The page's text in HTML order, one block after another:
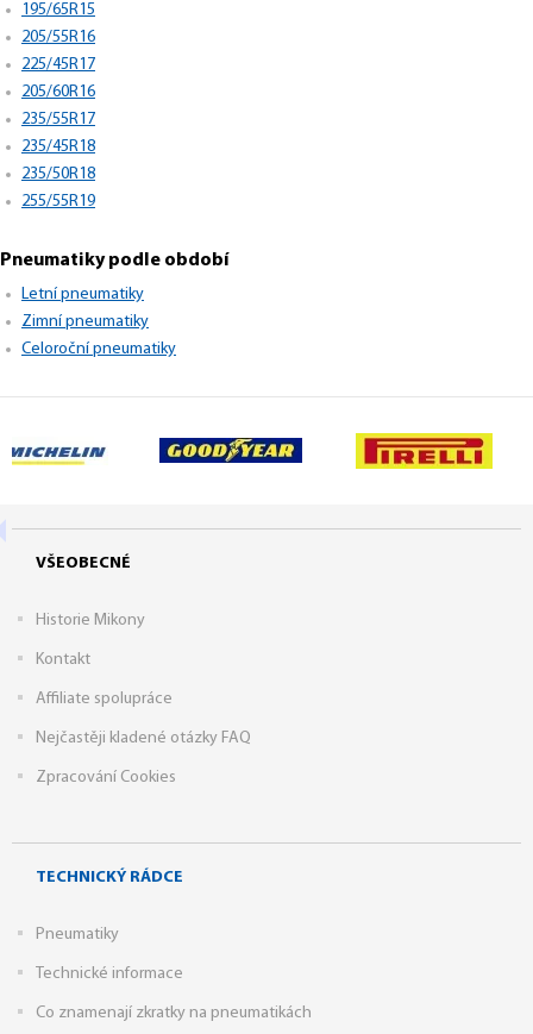
195/65R15
205/55R16
225/45R17
205/60R16
235/55R17
235/45R18
235/50R18
255/55R19
Pneumatiky podle období
Letní pneumatiky
Zimní pneumatiky
Celoroční pneumatiky
VŠEOBECNÉ
Historie Mikony
Kontakt
Affiliate spolupráce
Nejčastěji kladené otázky FAQ
Zpracování Cookies
TECHNICKÝ RÁDCE
Pneumatiky
Technické informace
Co znamenají zkratky na pneumatikách